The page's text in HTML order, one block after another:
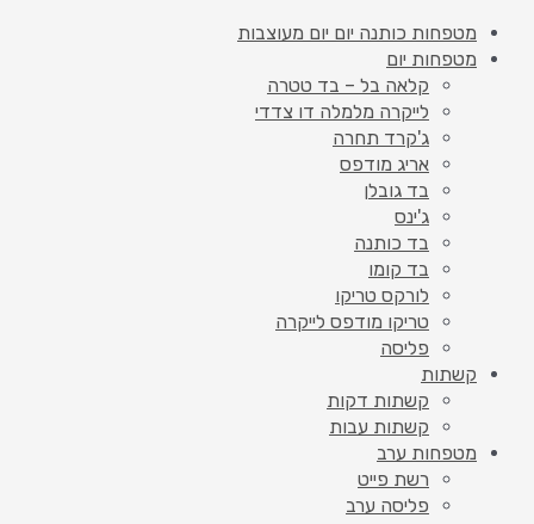
מטפחות כותנה יום יום מעוצבות
מטפחות יום
קלאה בל – בד טטרה
לייקרה מלמלה דו צדדי
ג'קרד תחרה
אריג מודפס
בד גובלן
ג'ינס
בד כותנה
בד קומו
לורקס טריקו
טריקו מודפס לייקרה
פליסה
קשתות
קשתות דקות
קשתות עבות
מטפחות ערב
רשת פייט
פליסה ערב